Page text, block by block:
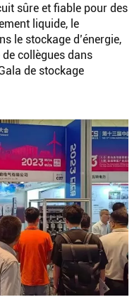
sûre et fiable pour des
liquide, le
le stockage d’énergie,
collègues dans
de stockage